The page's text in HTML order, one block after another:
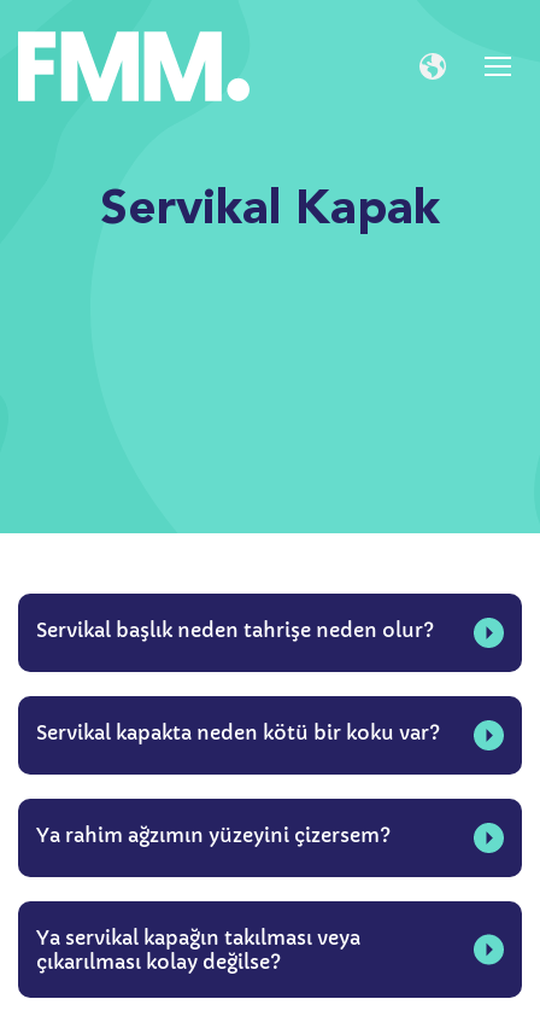
Servikal Kapak
Servikal başlık neden tahrişe neden olur?
Servikal kapakta neden kötü bir koku var?
Ya rahim ağzımın yüzeyini çizersem?
Ya servikal kapağın takılması veya
çıkarılması kolay değilse?